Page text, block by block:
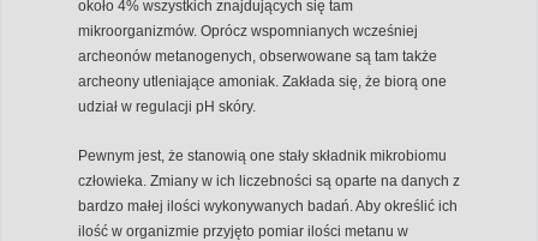
około 4% wszystkich znajdujących się tam
mikroorganizmów. Oprócz wspomnianych wcześniej
archeonów metanogenych, obserwowane są tam także
archeony utleniające amoniak. Zakłada się, że biorą one
udział w regulacji pH skóry.
Pewnym jest, że stanowią one stały składnik mikrobiomu
człowieka. Zmiany w ich liczebności są oparte na danych z
bardzo małej ilości wykonywanych badań. Aby określić ich
ilość w organizmie przyjęto pomiar ilości metanu w